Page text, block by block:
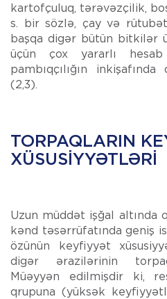
kartofçuluq, tərəvəzçilik,
s. bir sözlə, çay və
başqa digər bütün bitkilər
üçün çox yararlı
pambıqçılığın
(2,3).
TORPAQLARIN
XÜSUSIYYƏTLƏRI
Uzun müddət işğal altında
kənd təsərrüfatında geniş
özünün keyfiyyət
digər ərazilərinin
Müəyyən edilmişdir ki,
qrupuna (yüksək